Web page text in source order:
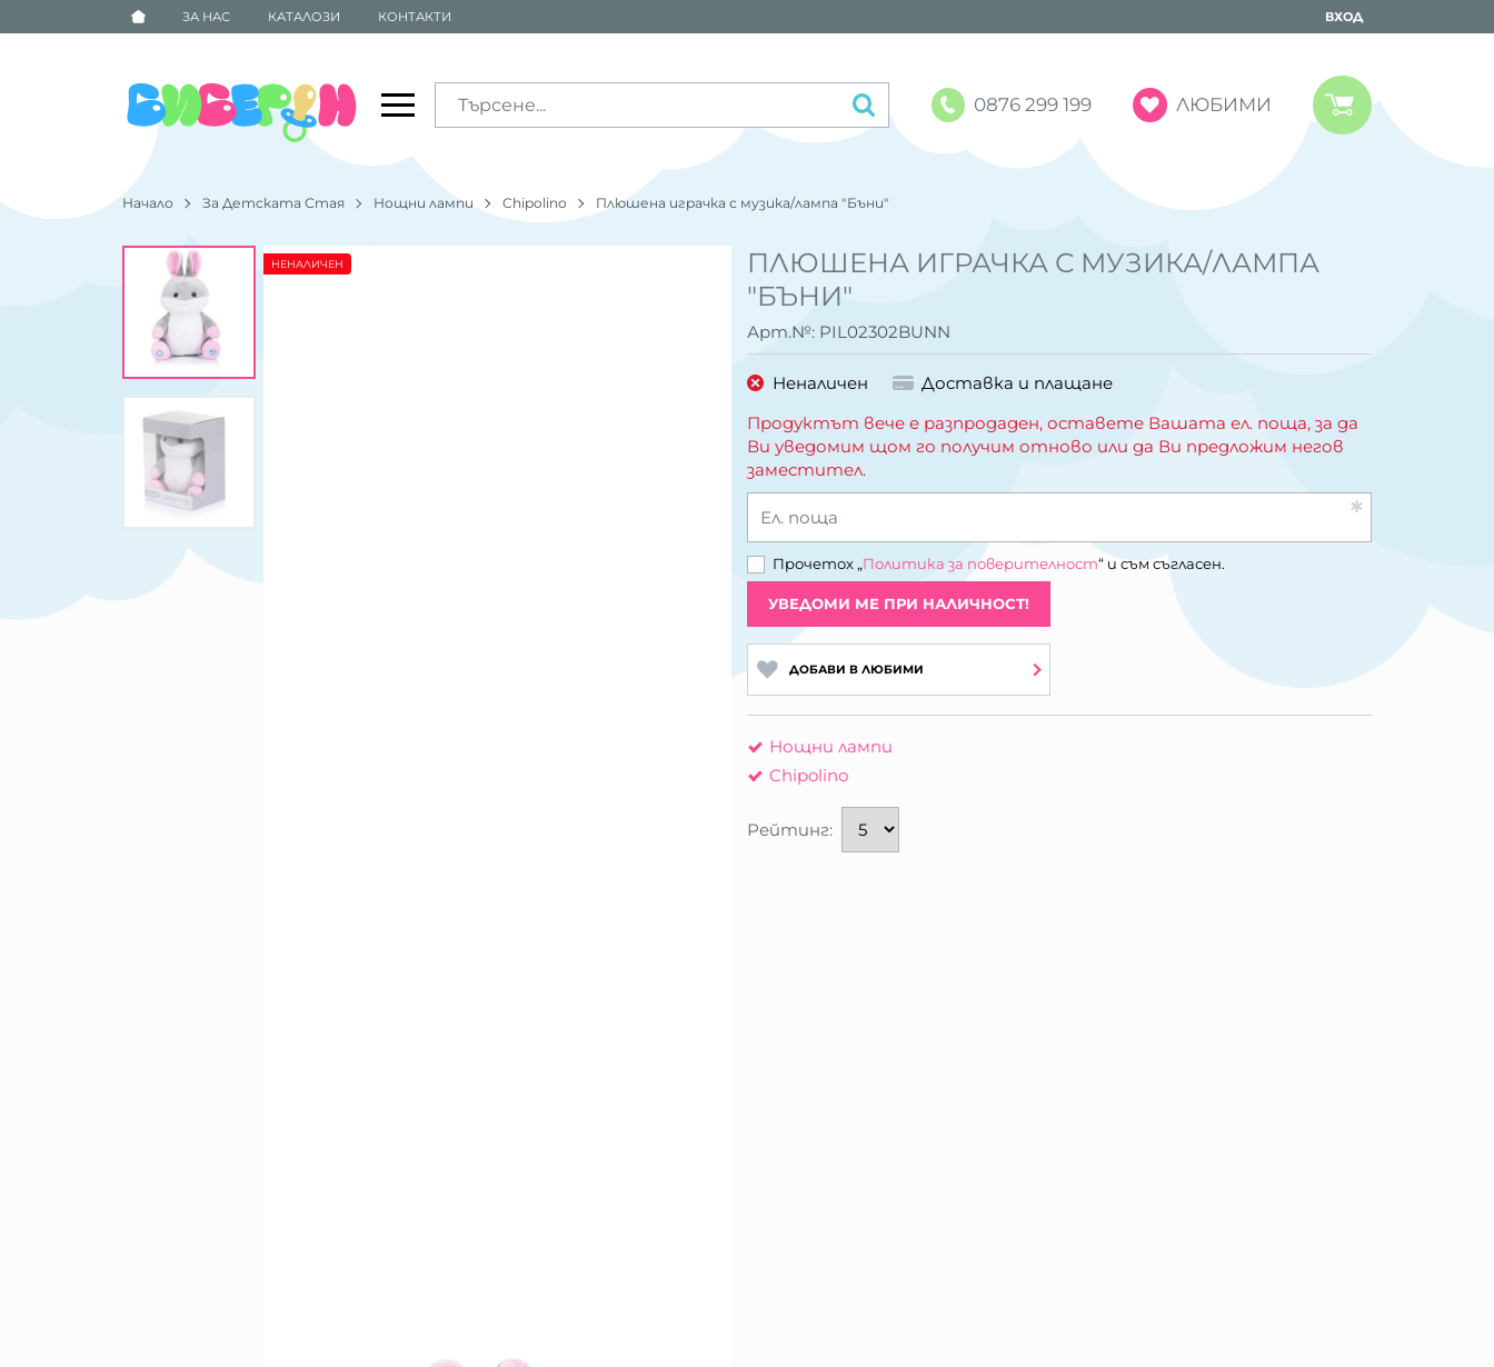
ЗА НАС КАТАЛОЗИ КОНТАКТИ ВХОД
0876 299 199 ЛЮБИМИ
Начало За Детската Стая Нощни лампи Chipolino Плюшена играчка с музика/лампа "Бъни"
ПЛЮШЕНА ИГРАЧКА С МУЗИКА/ЛАМПА
"БЪНИ"
Арт.№: PIL02302BUNN
НЕНАЛИЧЕН
Неналичен
Доставка и плащане
Продуктът вече е разпродаден, оставете Вашата ел. поща, за да
Ви уведомим щом го получим отново или да Ви предложим негов
заместител.
Ел. поща
Прочетох „Политика за поверителност“ и съм съгласен.
УВЕДОМИ МЕ ПРИ НАЛИЧНОСТ!
ДОБАВИ В ЛЮБИМИ
Нощни лампи
Chipolino
Рейтинг: